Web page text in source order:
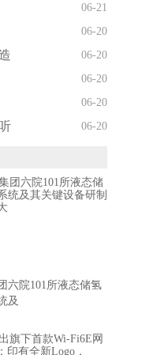
06-21
06-20
06-20
06-20
06-20
06-20
六院101所液态储氢
及